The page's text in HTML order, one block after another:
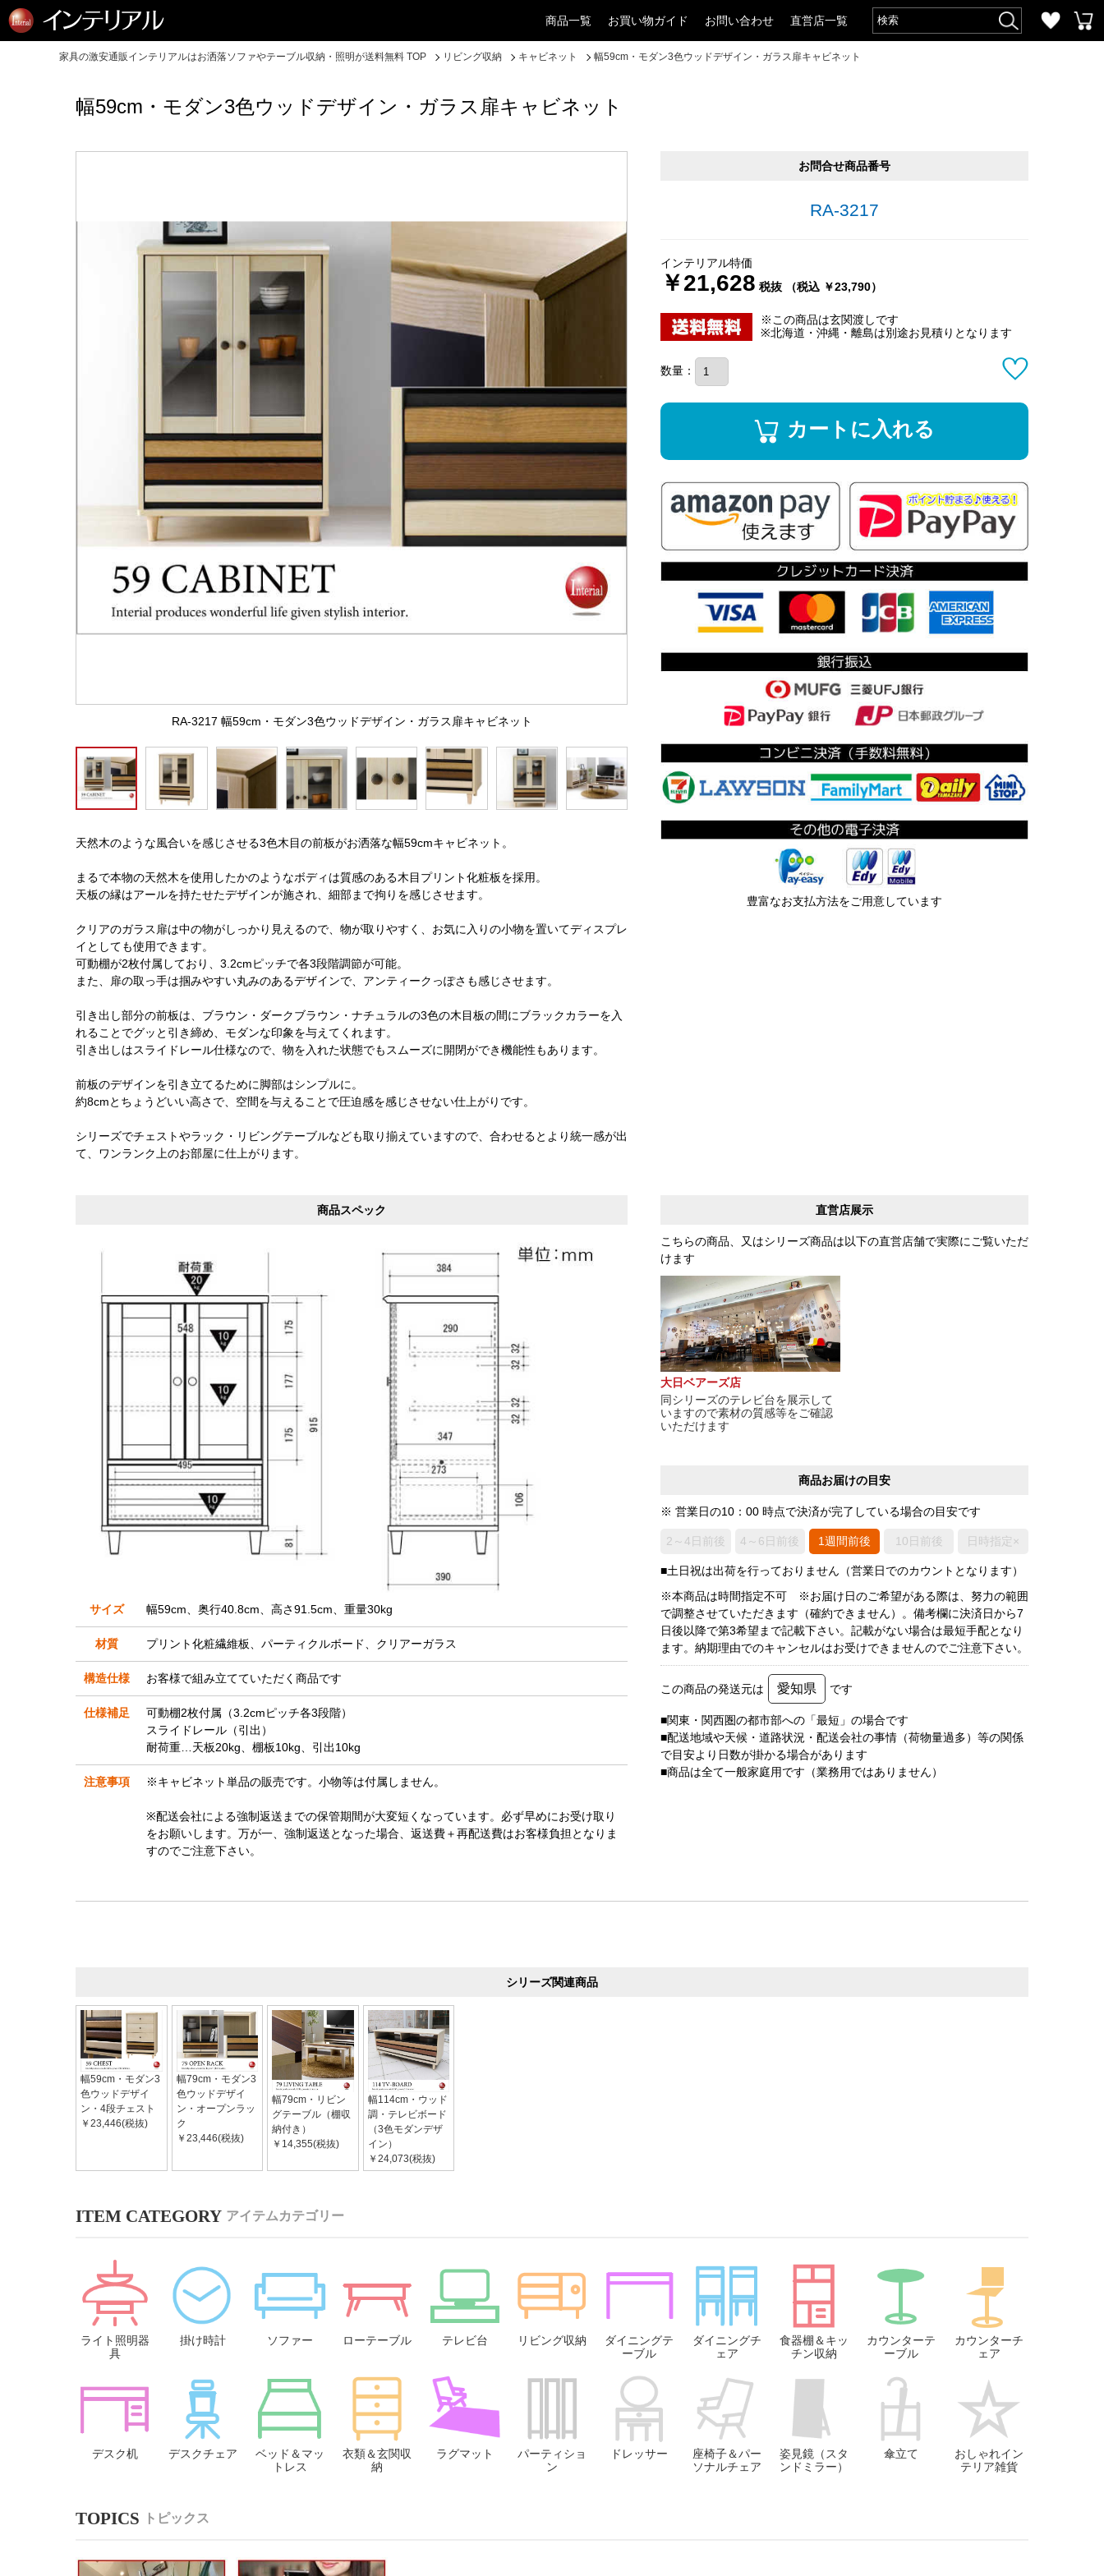
商品一覧 お買い物ガイド お問い合わせ 直営店一覧
家具の激安通販インテリアルはお洒落ソファやテーブル収納・照明が送料無料 TOP リビング収納 キャビネット 幅59cm・モダン3色ウッドデザイン・ガラス扉キャビネット
幅59cm・モダン3色ウッドデザイン・ガラス扉キャビネット
RA-3217 幅59cm・モダン3色ウッドデザイン・ガラス扉キャビネット
天然木のような風合いを感じさせる3色木目の前板がお洒落な幅59cmキャビネット。
まるで本物の天然木を使用したかのようなボディは質感のある木目プリント化粧板を採用。
天板の縁はアールを持たせたデザインが施され、細部まで拘りを感じさせます。
クリアのガラス扉は中の物がしっかり見えるので、物が取りやすく、お気に入りの小物を置いてディスプレ
イとしても使用できます。
可動棚が2枚付属しており、3.2cmピッチで各3段階調節が可能。
また、扉の取っ手は掴みやすい丸みのあるデザインで、アンティークっぽさも感じさせます。
引き出し部分の前板は、ブラウン・ダークブラウン・ナチュラルの3色の木目板の間にブラックカラーを入
れることでグッと引き締め、モダンな印象を与えてくれます。
引き出しはスライドレール仕様なので、物を入れた状態でもスムーズに開閉ができ機能性もあります。
前板のデザインを引き立てるために脚部はシンプルに。
約8cmとちょうどいい高さで、空間を与えることで圧迫感を感じさせない仕上がりです。
シリーズでチェストやラック・リビングテーブルなども取り揃えていますので、合わせるとより統一感が出
て、ワンランク上のお部屋に仕上がります。
お問合せ商品番号
RA-3217
インテリアル特価
￥21,628 税抜 （税込 ￥23,790）
※この商品は玄関渡しです
※北海道・沖縄・離島は別途お見積りとなります
数量：
カートに入れる
豊富なお支払方法をご用意しています
直営店展示
こちらの商品、又はシリーズ商品は以下の直営店舗で実際にご覧いただ
けます
大日ベアーズ店
同シリーズのテレビ台を展示して
いますので素材の質感等をご確認
いただけます
商品お届けの目安
※ 営業日の10：00 時点で決済が完了している場合の目安です
2～4日前後 4～6日前後 1週間前後 10日前後 日時指定×
■土日祝は出荷を行っておりません（営業日でのカウントとなります）
※本商品は時間指定不可 ※お届け日のご希望がある際は、努力の範囲
で調整させていただきます（確約できません）。備考欄に決済日から7
日後以降で第3希望まで記載下さい。記載がない場合は最短手配となり
ます。納期理由でのキャンセルはお受けできませんのでご注意下さい。
この商品の発送元は 愛知県 です
■関東・関西圏の都市部への「最短」の場合です
■配送地域や天候・道路状況・配送会社の事情（荷物量過多）等の関係
で目安より日数が掛かる場合があります
■商品は全て一般家庭用です（業務用ではありません）
商品スペック
サイズ 幅59cm、奥行40.8cm、高さ91.5cm、重量30kg
材質 プリント化粧繊維板、パーティクルボード、クリアーガラス
構造仕様 お客様で組み立てていただく商品です
仕様補足
可動棚2枚付属（3.2cmピッチ各3段階）
スライドレール（引出）
耐荷重…天板20kg、棚板10kg、引出10kg
注意事項 ※キャビネット単品の販売です。小物等は付属しません。
※配送会社による強制返送までの保管期間が大変短くなっています。必ず早めにお受け取り
をお願いします。万が一、強制返送となった場合、返送費＋再配送費はお客様負担となりま
すのでご注意下さい。
シリーズ関連商品
幅59cm・モダン3
色ウッドデザイ
ン・4段チェスト
￥23,446(税抜)
幅79cm・モダン3
色ウッドデザイ
ン・オープンラッ
ク
￥23,446(税抜)
幅79cm・リビン
グテーブル（棚収
納付き）
￥14,355(税抜)
幅114cm・ウッド
調・テレビボード
（3色モダンデザ
イン）
￥24,073(税抜)
アイテムカテゴリー
ライト照明器
具
掛け時計 ソファー ローテーブル テレビ台 リビング収納
ダイニングテ
ーブル
ダイニングチ
ェア
食器棚＆キッ
チン収納
カウンターテ
ーブル
カウンターチ
ェア
デスク机 デスクチェア
ベッド＆マッ
トレス
衣類＆玄関収
納
ラグマット
パーティショ
ン
ドレッサー
座椅子＆パー
ソナルチェア
姿見鏡（スタ
ンドミラー）
傘立て
おしゃれイン
テリア雑貨
トピックス